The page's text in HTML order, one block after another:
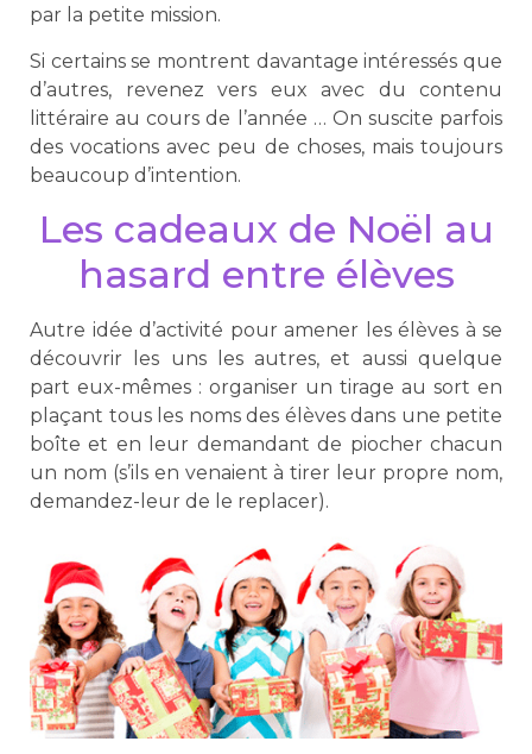
par la petite mission.
Si certains se montrent davantage intéressés que
d’autres, revenez vers eux avec du contenu
littéraire au cours de l’année … On suscite parfois
des vocations avec peu de choses, mais toujours
beaucoup d’intention.
Les cadeaux de Noël au
hasard entre élèves
Autre idée d’activité pour amener les élèves à se
découvrir les uns les autres, et aussi quelque
part eux-mêmes : organiser un tirage au sort en
plaçant tous les noms des élèves dans une petite
boîte et en leur demandant de piocher chacun
un nom (s’ils en venaient à tirer leur propre nom,
demandez-leur de le replacer).